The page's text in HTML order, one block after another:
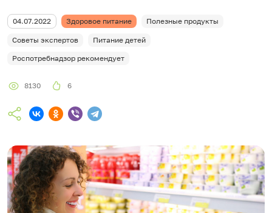
04.07.2022 Здоровое питание Полезные продукты
Советы экспертов
Питание детей
Роспотребнадзор рекомендует
8130 6